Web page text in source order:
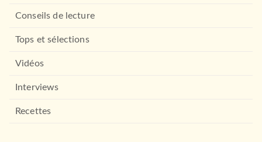
Conseils de lecture
Tops et sélections
Vidéos
Interviews
Recettes